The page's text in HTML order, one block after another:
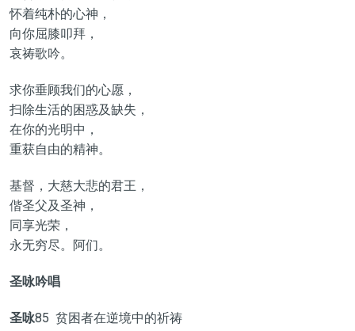
怀着纯朴的心神，
向你屈膝叩拜，
哀祷歌吟。
求你垂顾我们的心愿，
扫除生活的困惑及缺失，
在你的光明中，
重获自由的精神。
基督，大慈大悲的君王，
偕圣父及圣神，
同享光荣，
永无穷尽。阿们。
圣咏吟唱
圣咏85 贫困者在逆境中的祈祷